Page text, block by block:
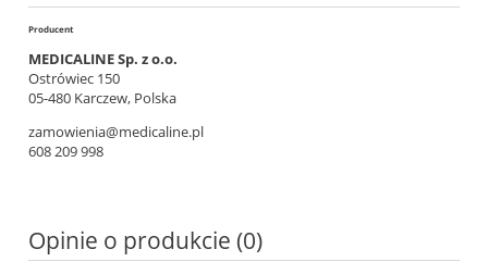
Producent
MEDICALINE Sp. z o.o.
Ostrówiec 150
05-480 Karczew, Polska
zamowienia@medicaline.pl
608 209 998
Opinie o produkcie (0)